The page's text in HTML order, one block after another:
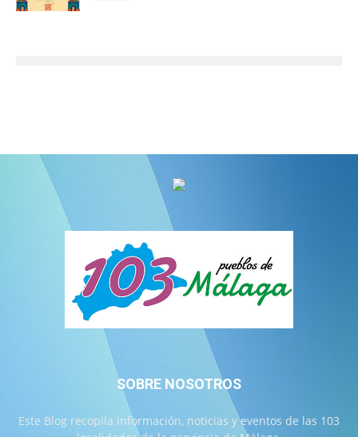
SOBRE NOSOTROS
Este Blog recopila información, noticias y eventos de las 103